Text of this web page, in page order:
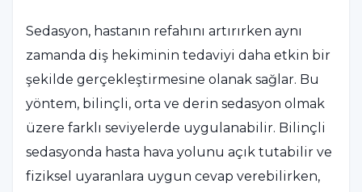
Sedasyon, hastanın refahını artırırken aynı
zamanda diş hekiminin tedaviyi daha etkin bir
şekilde gerçekleştirmesine olanak sağlar. Bu
yöntem, bilinçli, orta ve derin sedasyon olmak
üzere farklı seviyelerde uygulanabilir. Bilinçli
sedasyonda hasta hava yolunu açık tutabilir ve
fiziksel uyaranlara uygun cevap verebilirken,